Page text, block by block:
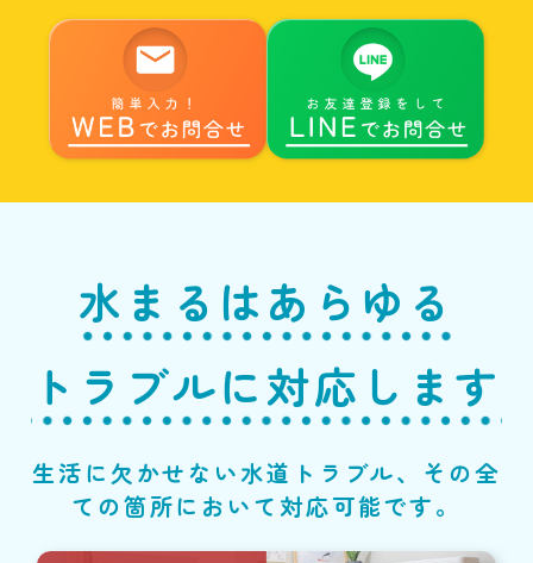
水まるはあらゆる
トラブルに対応します
生活に欠かせない水道トラブル、その全
ての箇所において対応可能です。